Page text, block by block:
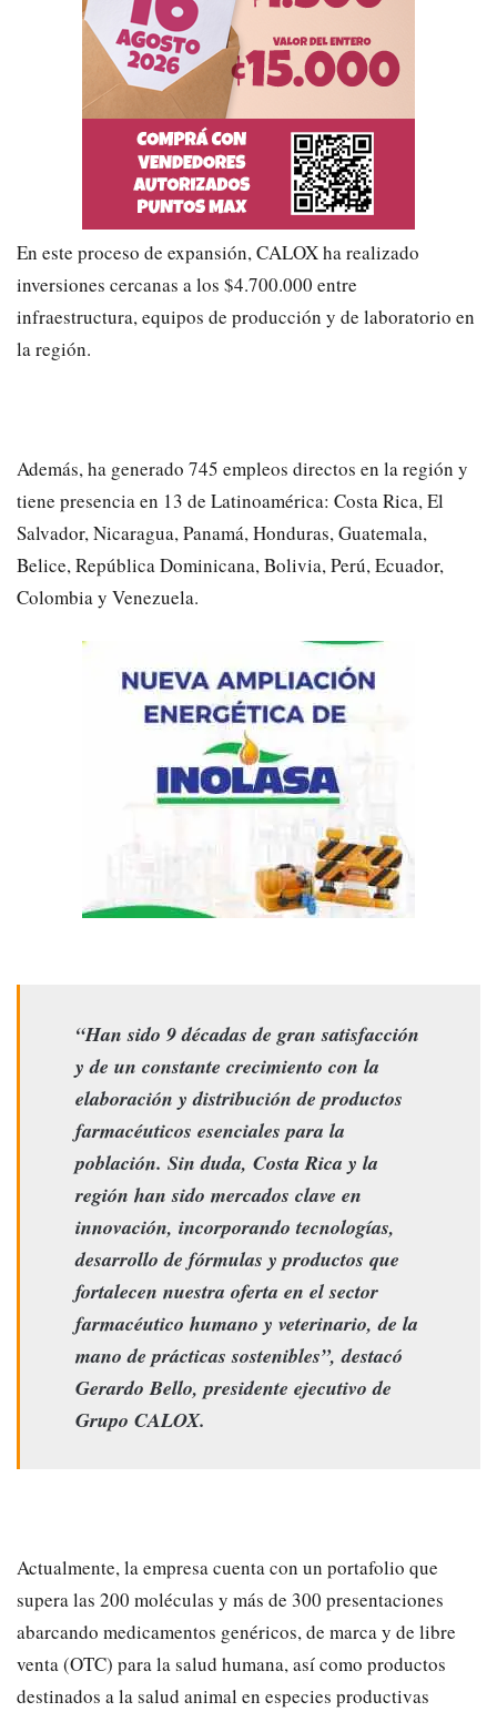
En este proceso de expansión, CALOX ha realizado
inversiones cercanas a los $4.700.000 entre
infraestructura, equipos de producción y de laboratorio en
la región.
Además, ha generado 745 empleos directos en la región y
tiene presencia en 13 de Latinoamérica: Costa Rica, El
Salvador, Nicaragua, Panamá, Honduras, Guatemala,
Belice, República Dominicana, Bolivia, Perú, Ecuador,
Colombia y Venezuela.
“Han sido 9 décadas de gran satisfacción
y de un constante crecimiento con la
elaboración y distribución de productos
farmacéuticos esenciales para la
población. Sin duda, Costa Rica y la
región han sido mercados clave en
innovación, incorporando tecnologías,
desarrollo de fórmulas y productos que
fortalecen nuestra oferta en el sector
farmacéutico humano y veterinario, de la
mano de prácticas sostenibles”, destacó
Gerardo Bello, presidente ejecutivo de
Grupo CALOX.
Actualmente, la empresa cuenta con un portafolio que
supera las 200 moléculas y más de 300 presentaciones
abarcando medicamentos genéricos, de marca y de libre
venta (OTC) para la salud humana, así como productos
destinados a la salud animal en especies productivas